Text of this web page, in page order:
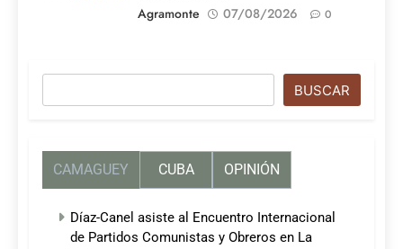
Agramonte
07/08/2026 0
BUSCAR
CAMAGUEY CUBA OPINIÓN
Díaz-Canel asiste al Encuentro Internacional
de Partidos Comunistas y Obreros en La